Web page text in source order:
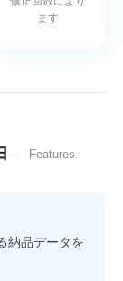
ます
Features
納品データを